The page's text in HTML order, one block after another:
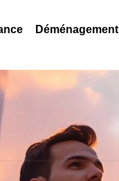
Déménagement